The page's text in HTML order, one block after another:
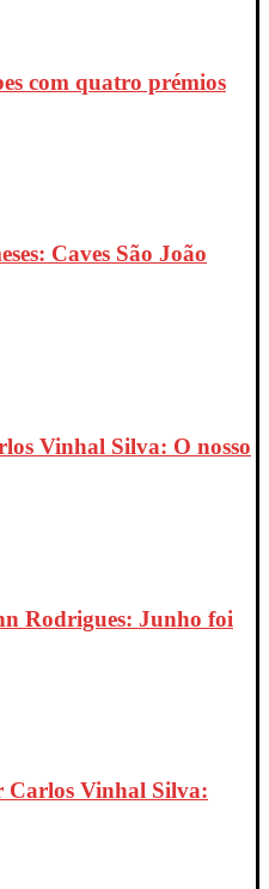
com quatro prémios
Caves São João
Vinhal Silva: O nosso
Rodrigues: Junho foi
Vinhal Silva: